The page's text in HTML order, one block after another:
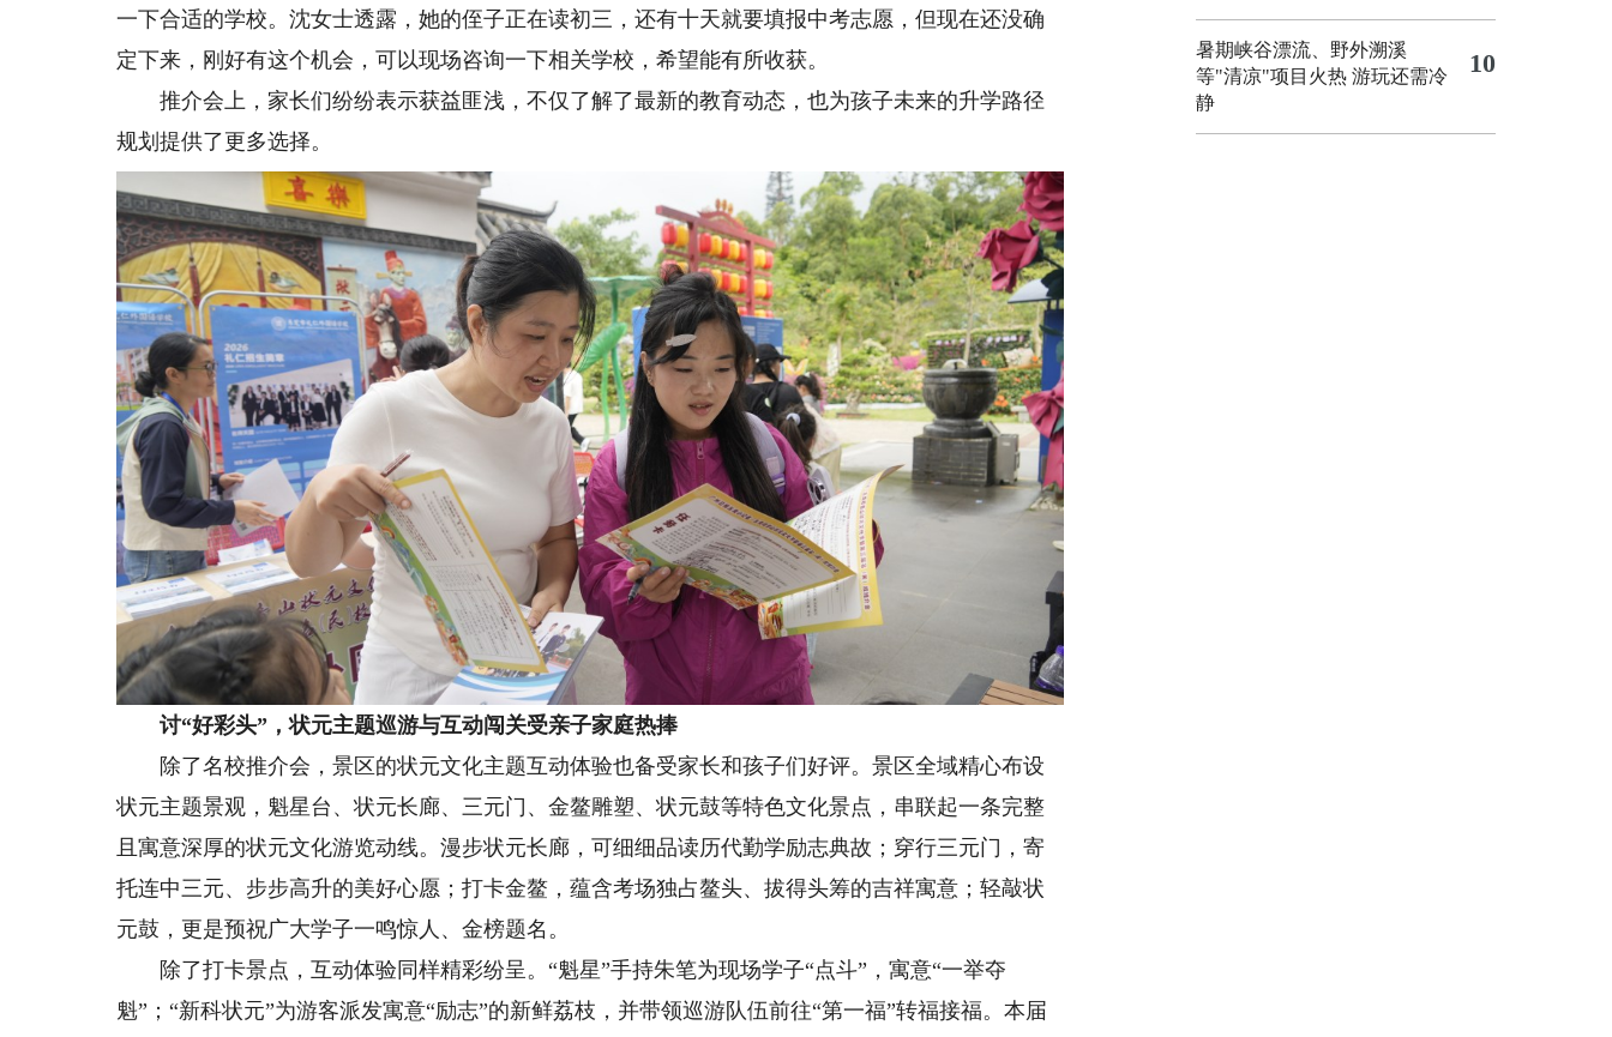
一下合适的学校。沈女士透露，她的侄子正在读初三，还有十天就要填报中考志愿，但现在还没确
定下来，刚好有这个机会，可以现场咨询一下相关学校，希望能有所收获。
推介会上，家长们纷纷表示获益匪浅，不仅了解了最新的教育动态，也为孩子未来的升学路径
规划提供了更多选择。
讨“好彩头”，状元主题巡游与互动闯关受亲子家庭热捧
除了名校推介会，景区的状元文化主题互动体验也备受家长和孩子们好评。景区全域精心布设
状元主题景观，魁星台、状元长廊、三元门、金鳌雕塑、状元鼓等特色文化景点，串联起一条完整
且寓意深厚的状元文化游览动线。漫步状元长廊，可细细品读历代勤学励志典故；穿行三元门，寄
托连中三元、步步高升的美好心愿；打卡金鳌，蕴含考场独占鳌头、拔得头筹的吉祥寓意；轻敲状
元鼓，更是预祝广大学子一鸣惊人、金榜题名。
除了打卡景点，互动体验同样精彩纷呈。“魁星”手持朱笔为现场学子“点斗”，寓意“一举夺
魁”；“新科状元”为游客派发寓意“励志”的新鲜荔枝，并带领巡游队伍前往“第一福”转福接福。本届
暑期峡谷漂流、野外溯溪
等"清凉"项目火热 游玩还需冷
静
10